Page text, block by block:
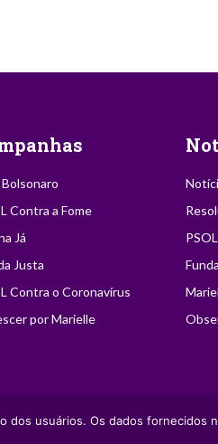
Bolsonaro
Contra a Fome
Já
Justa
Contra o Coronavírus
por Marielle
dos usuários. Os dados